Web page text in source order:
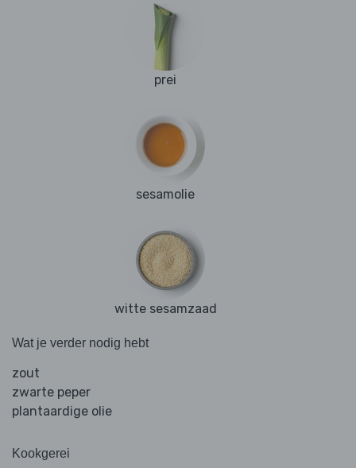
prei
sesamolie
witte sesamzaad
Wat je verder nodig hebt
zout
zwarte peper
plantaardige olie
Kookgerei